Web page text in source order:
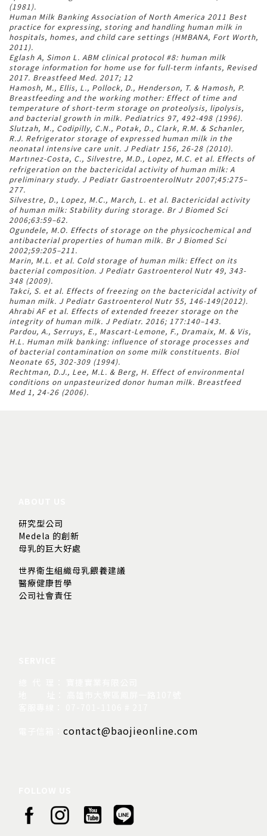
(1981).
Human Milk Banking Association of North America 2011 Best
practice for expressing, storing and handling human milk in
hospitals, homes, and child care settings (HMBANA, Fort Worth,
2011).
Eglash A, Simon L. ABM clinical protocol #8: human milk
storage information for home use for full-term infants, Revised
2017. Breastfeed Med. 2017; 12
Hamosh, M., Ellis, L., Pollock, D., Henderson, T. & Hamosh, P.
Breastfeeding and the working mother: Effect of time and
temperature of short-term storage on proteolysis, lipolysis,
and bacterial growth in milk. Pediatrics 97, 492-498 (1996).
Slutzah, M., Codipilly, C.N., Potak, D., Clark, R.M. & Schanler,
R.J. Refrigerator storage of expressed human milk in the
neonatal intensive care unit. J Pediatr 156, 26-28 (2010).
Martınez-Costa, C., Silvestre, M.D., Lopez, M.C. et al. Effects of
refrigeration on the bactericidal activity of human milk: A
preliminary study. J Pediatr GastroenterolNutr 2007;45:275–
277.
Silvestre, D., Lopez, M.C., March, L. et al. Bactericidal activity
of human milk: Stability during storage. Br J Biomed Sci
2006;63:59–62.
Ogundele, M.O. Effects of storage on the physicochemical and
antibacterial properties of human milk. Br J Biomed Sci
2002;59:205–211.
Marin, M.L. et al. Cold storage of human milk: Effect on its
bacterial composition. J Pediatr Gastroenterol Nutr 49, 343-
348 (2009).
Takci, S. et al. Effects of freezing on the bactericidal activity of
human milk. J Pediatr Gastroenterol Nutr 55, 146-149(2012).
Ahrabi AF et al. Effects of extended freezer storage on the
integrity of human milk. J Pediatr. 2016; 177:140–143.
Pardou, A., Serruys, E., Mascart-Lemone, F., Dramaix, M. & Vis,
H.L. Human milk banking: influence of storage processes and
of bacterial contamination on some milk constituents. Biol
Neonate 65, 302-309 (1994).
Rechtman, D.J., Lee, M.L. & Berg, H. Effect of environmental
conditions on unpasteurized donor human milk. Breastfeed
Med 1, 24-26 (2006).
研究型公司
Medela 的創新
母乳的巨大好處
世界衛生組織母乳餵養建議
醫療健康哲學
公司社會責任
contact@baojieonline.com